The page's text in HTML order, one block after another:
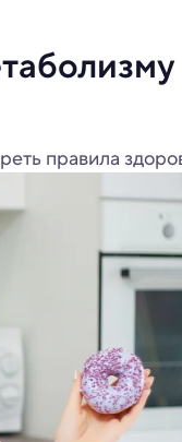
правила